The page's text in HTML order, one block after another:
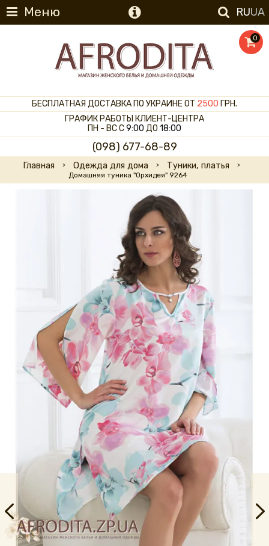
Меню RUUA
0
БЕСПЛАТНАЯ ДОСТАВКА ПО УКРАИНЕ ОТ 2500 ГРН.
ГРАФИК РАБОТЫ КЛИЕНТ-ЦЕНТРА
ПН - ВС С9:00 ДО 18:00
(098) 677-68-89
Главная Одежда для дома Туники, платья
Домашняя туника "Орхидея" 9264